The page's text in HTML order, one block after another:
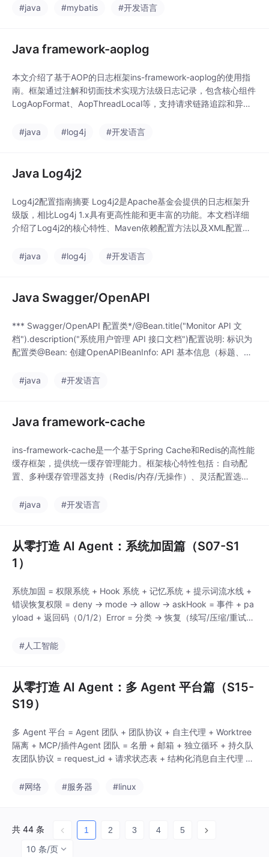
* 分页查询（重写以支持参数绑定）*/@Overrideins/***
#java #mybatis #开发语言
Java framework-aoplog
本文介绍了基于AOP的日志框架ins-framework-aoplog的使用指
南。框架通过注解和切面技术实现方法级日志记录，包含核心组件
LogAopFormat、AopThreadLocal等，支持请求链路追踪和异常
使用方法（基础注解、高级过滤）和最佳实践（性能优化、安全考
#java #log4j #开发语言
Java Log4j2
Log4j2配置指南摘要 Log4j2是Apache基金会提供的日志框架升
级版，相比Log4j 1.x具有更高性能和更丰富的功能。本文档详细
介绍了Log4j2的核心特性、Maven依赖配置方法以及XML配置文
k依赖；推荐使用log4j2-spring.xml配置文件；配置文件包含Prop
#java #log4j #开发语言
Java Swagger/OpenAPI
*** Swagger/OpenAPI 配置类*/@Bean.title("Monitor API 文
档").description("系统用户管理 API 接口文档")配置说明: 标识为
配置类@Bean: 创建OpenAPIBeanInfo: API 基本信息（标题、版
口功能格式: 动词 + 名词，如 “新增用户”、“查询用户列表”长度
#java #开发语言
Java framework-cache
ins-framework-cache是一个基于Spring Cache和Redis的高性能
缓存框架，提供统一缓存管理能力。框架核心特性包括：自动配
置、多种缓存管理器支持（Redis/内存/无操作）、灵活配置选
工具层、Spring Cache抽象层、中间件层和Redis存储层，通过C
#java #开发语言
从零打造 AI Agent：系统加固篇（S07-S1
1）
系统加固 = 权限系统 + Hook 系统 + 记忆系统 + 提示词流水线 +
错误恢复权限 = deny → mode → allow → askHook = 事件 + pa
yload + 返回码（0/1/2）Error = 分类 → 恢复（续写/压缩/重试）
#人工智能
从零打造 AI Agent：多 Agent 平台篇（S15-
S19）
多 Agent 平台 = Agent 团队 + 团队协议 + 自主代理 + Worktree
隔离 + MCP/插件Agent 团队 = 名册 + 邮箱 + 独立循环 + 持久队
友团队协议 = request_id + 请求状态表 + 结构化消息自主代理 =
离 = 任务与目录绑定 + 进入车道执行 + 收尾状态
#网络 #服务器 #linux
共 44 条 1 2 3 4 5
10 条/页